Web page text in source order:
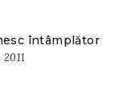
întâmplător